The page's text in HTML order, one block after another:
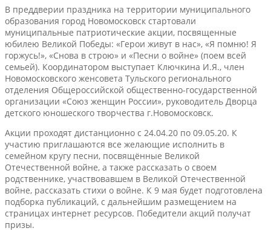
В преддверии праздника на территории муниципального
образования город Новомосковск стартовали
муниципальные патриотические акции, посвященные
юбилею Великой Победы: «Герои живут в нас», «Я помню! Я
горжусь!», «Снова в строю» и «Песни о войне» (поем всей
семьей). Координатором выступает Ключкина И.Я., член
Новомосковского женсовета Тульского регионального
отделения Общероссийской общественно-государственной
организации «Союз женщин России», руководитель Дворца
детского юношеского творчества г.Новомосковск.
Акции проходят дистанционно с 24.04.20 по 09.05.20. К
участию приглашаются все желающие исполнить в
семейном кругу песни, посвящённые Великой
Отечественной войне, а также рассказать о своем
родственнике, участвовавшем в Великой Отечественной
войне, рассказать стихи о войне. К 9 мая будет подготовлена
подборка публикаций, с дальнейшим размещением на
страницах интернет ресурсов. Победители акций получат
призы.